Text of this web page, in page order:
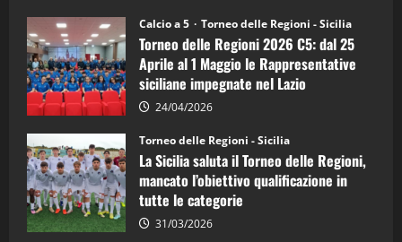
Calcio a 5 Torneo delle Regioni - Sicilia
Torneo delle Regioni 2026 C5: dal 25
Aprile al 1 Maggio le Rappresentative
siciliane impegnate nel Lazio
24/04/2026
Torneo delle Regioni - Sicilia
La Sicilia saluta il Torneo delle Regioni,
mancato l’obiettivo qualificazione in
tutte le categorie
31/03/2026